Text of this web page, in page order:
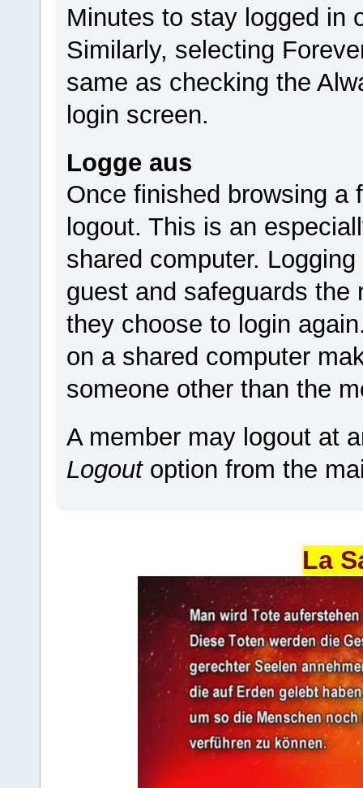
Minutes to stay logged in
Similarly, selecting
same as checking the
login screen.
Logge aus
Once finished browsing a
logout. This is an
shared computer.
guest and safeguards
they choose to login
on a shared computer
someone other than the
A member may logout at
Logoutoption from the
La